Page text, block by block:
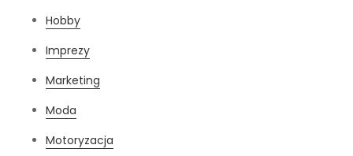
Hobby
Imprezy
Marketing
Moda
Motoryzacja